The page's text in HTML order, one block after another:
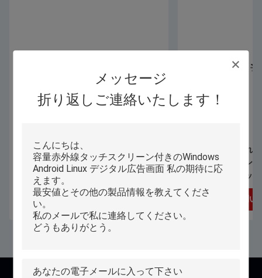
メッセージ
折り返しご連絡いたします！
OEM ウィンドウズ 10の習慣のラップ
トップのノートIntel第12 I3 I5 I7との
14インチ
お問い合わせ
カスタマイズされ
プトップ、ウィン
スクリーンのラッ
お問い